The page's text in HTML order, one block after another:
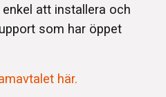
att installera och
som har öppet
här.